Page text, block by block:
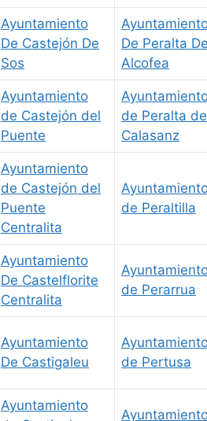
Ayuntamiento
De Castejón De
Sos
De Peralta
Alcofea
Ayuntamiento
de Castejón del
Puente
de Peralta de
Calasanz
Ayuntamiento
de Castejón del
Puente
Centralita
de Peraltilla
Ayuntamiento
De Castelflorite
Centralita
de Perarrua
Ayuntamiento
De Castigaleu
de Pertusa
Ayuntamiento